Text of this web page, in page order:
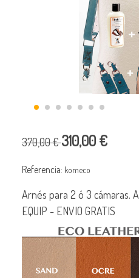
370,00 €310,00 €
Referencia: komeco
Arnés para 2 ó 3
EQUIP - ENVIO GRATIS